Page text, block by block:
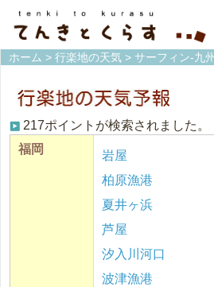
ホーム > 行楽地の天気 > サーフィン-九
217ポイントが検索されました。
福岡
岩屋
柏原漁港
夏井ヶ浜
芦屋
汐入川河口
波津漁港